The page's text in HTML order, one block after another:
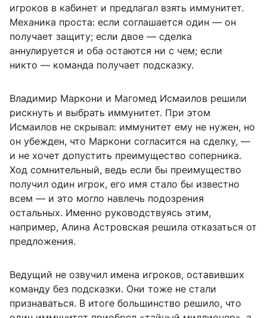
игроков в кабинет и предлагал взять иммунитет.
Механика проста: если соглашается один — он
получает защиту; если двое — сделка
аннулируется и оба остаются ни с чем; если
никто — команда получает подсказку.
Владимир Маркони и Магомед Исмаилов решили
рискнуть и выбрать иммунитет. При этом
Исмаилов не скрывал: иммунитет ему не нужен, но
он убежден, что Маркони согласится на сделку, —
и не хочет допустить преимущество соперника.
Ход сомнительный, ведь если бы преимущество
получил один игрок, его имя стало бы известно
всем — и это могло навлечь подозрения
остальных. Именно руководствуясь этим,
например, Алина Астровская решила отказаться от
предложения.
Ведущий не озвучил имена игроков, оставивших
команду без подсказки. Они тоже не стали
признаваться. В итоге большинство решило, что